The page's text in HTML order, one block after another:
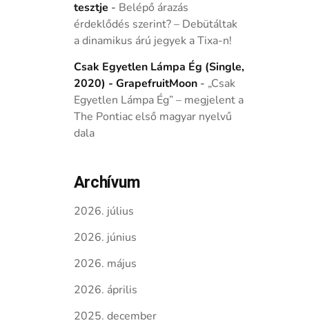
tesztje - Belépő árazás
érdeklődés szerint? – Debütáltak
a dinamikus árú jegyek a Tixa-n!
Csak Egyetlen Lámpa Ég (Single,
2020) - GrapefruitMoon- „Csak
Egyetlen Lámpa Ég” – megjelent a
The Pontiac első magyar nyelvű
dala
Archívum
2026. július
2026. június
2026. május
2026. április
2025. december